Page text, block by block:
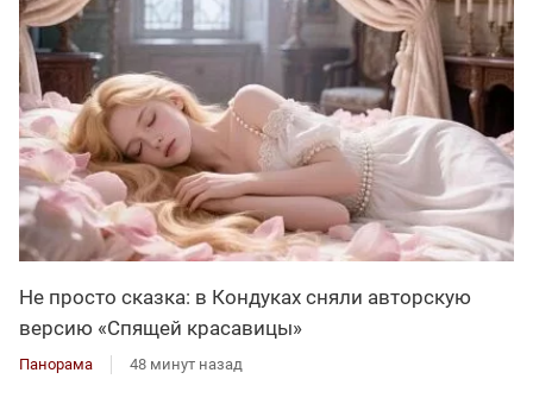
Не просто сказка: в Кондуках сняли авторскую
версию «Спящей красавицы»
Панорама 48 минут назад